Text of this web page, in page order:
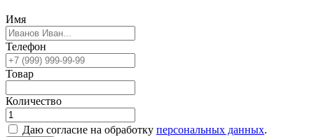
Имя
Телефон
Товар
Количество
Даю согласие на обработку персональных данных.